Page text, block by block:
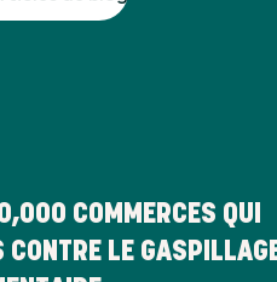
COMMERCES QUI
CONTRE LE